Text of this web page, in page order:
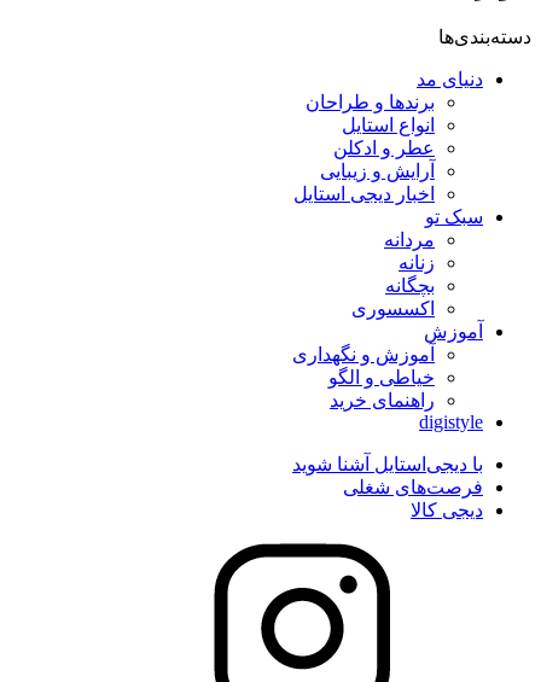
دسته‌بندی‌ها
دنیای مد
برندها و طراحان
انواع استایل
عطر و ادکلن
آرایش و زیبایی
اخبار دیجی استایل
سبک تو
مردانه
زنانه
بچگانه
اکسسوری
آموزش
آموزش و نگهداری
خیاطی و الگو
راهنمای خرید
digistyle
با دیجی‌استایل آشنا شوید
فرصت‌های شغلی
دیجی کالا